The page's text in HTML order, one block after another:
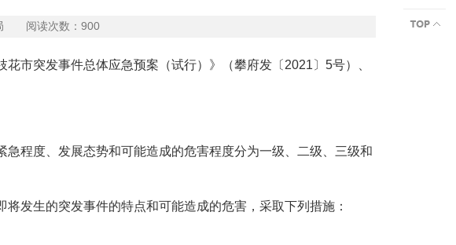
局 阅读次数： 900
突发事件总体应急预案（试行）》（攀府发〔2021〕5号）、
程度、发展态势和可能造成的危害程度分为一级、二级、三级和
生的突发事件的特点和可能造成的危害，采取下列措施：